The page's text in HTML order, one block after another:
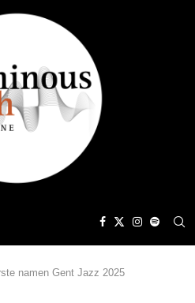
namen Gent Jazz 2025